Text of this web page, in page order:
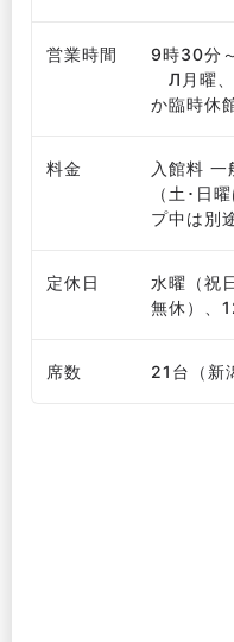
営業時間
9時30分
Л月曜、
か臨時休
料金
入館料
（土･日
プ中は別
定休日
水曜（祝
無休）、
席数 21台（新